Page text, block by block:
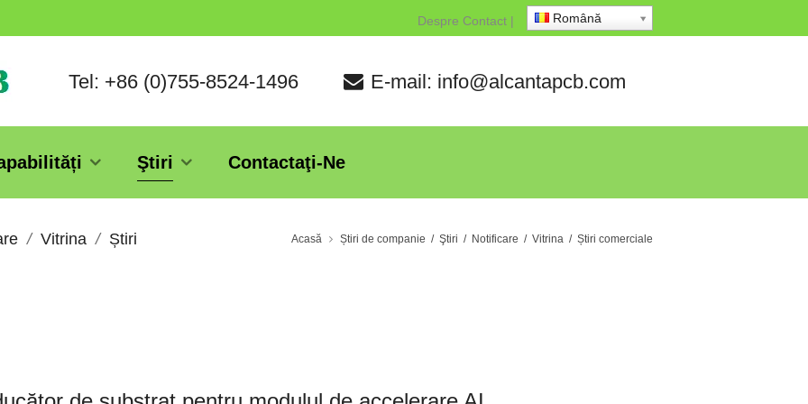
Despre Contact | Română
Tel: +86 (0)755-8524-1496 E-mail: info@alcantapcb.com
Ştiri Contactaţi-Ne
Vitrina Știri Acasă Știri de companie / Ştiri / Notificare / Vitrina / Știri comerciale